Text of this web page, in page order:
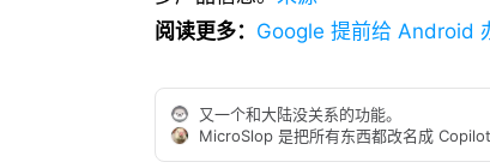
阅读更多： Google 提前给 Android
又一个和大陆没关系的功能。
MicroSlop 是把所有东西都改名成